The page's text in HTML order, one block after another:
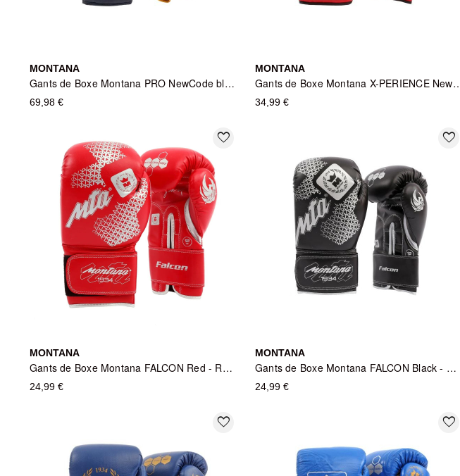
MONTANA
Gants de Boxe Montana PRO NewCode black - Noir
69,98 €
MONTANA
Gants de Boxe Montana X-
34,99 €
favorite_border
MONTANA
Gants de Boxe Montana FALCON Red - Rouge
24,99 €
favorite_border
MONTANA
Gants de Boxe Montana FALCON Black - Noir
24,99 €
favorite_border favorite_border